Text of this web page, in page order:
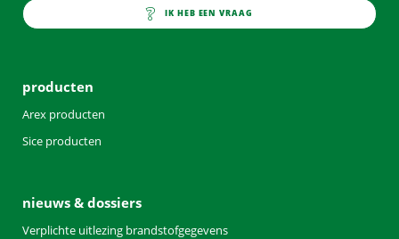
IK HEB EEN VRAAG
producten
Arex producten
Sice producten
nieuws & dossiers
Verplichte uitlezing brandstofgegevens